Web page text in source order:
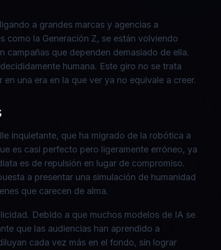
a grandes marcas y agencias a
como la Generación Z, se están volviendo
campañas que dependen demasiado de ella.
humana. Este giro no se trata
una era en la que ver ya no equivale a creer.
inquietante, que ha migrado de la robótica a
es casi perfecto pero ligeramente erróneo, ya
es de repulsión en lugar de compromiso.
a presentar una simulación de humanidad
que carecen de alma.
Debido a que muchos modelos de IA se
que las audiencias han aprendido a
cada vez más en el fondo, sin lograr